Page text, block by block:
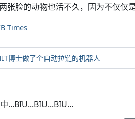
张脸的动物也活不久，因为不仅仅
Times
博士做了个自动拉链的机器人
...BIU...BIU...BIU...